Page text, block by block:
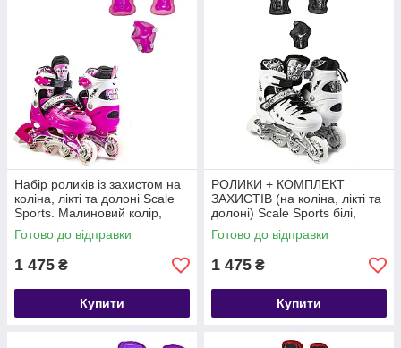
Набір роликів із захистом на
коліна, лікті та долоні Scale
Sports. Малиновий колір,
розмір 34-38
Готово до відправки
1 475 ₴
Купити
РОЛИКИ + КОМПЛЕКТ
ЗАХИСТІВ (на коліна, лікті та
долоні) Scale Sports білі,
розмір 34-38
Готово до відправки
1 475 ₴
Купити